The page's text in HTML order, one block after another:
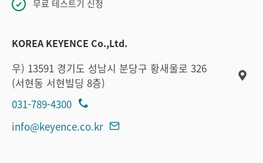
무료 테스트기 신청
KOREA KEYENCE Co.,Ltd.
우) 13591 경기도 성남시 분당구 황새울로 326
(서현동 서현빌딩 8층)
031-789-4300
info@keyence.co.kr